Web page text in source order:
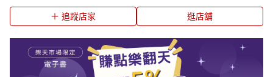
追蹤店家 逛店舖